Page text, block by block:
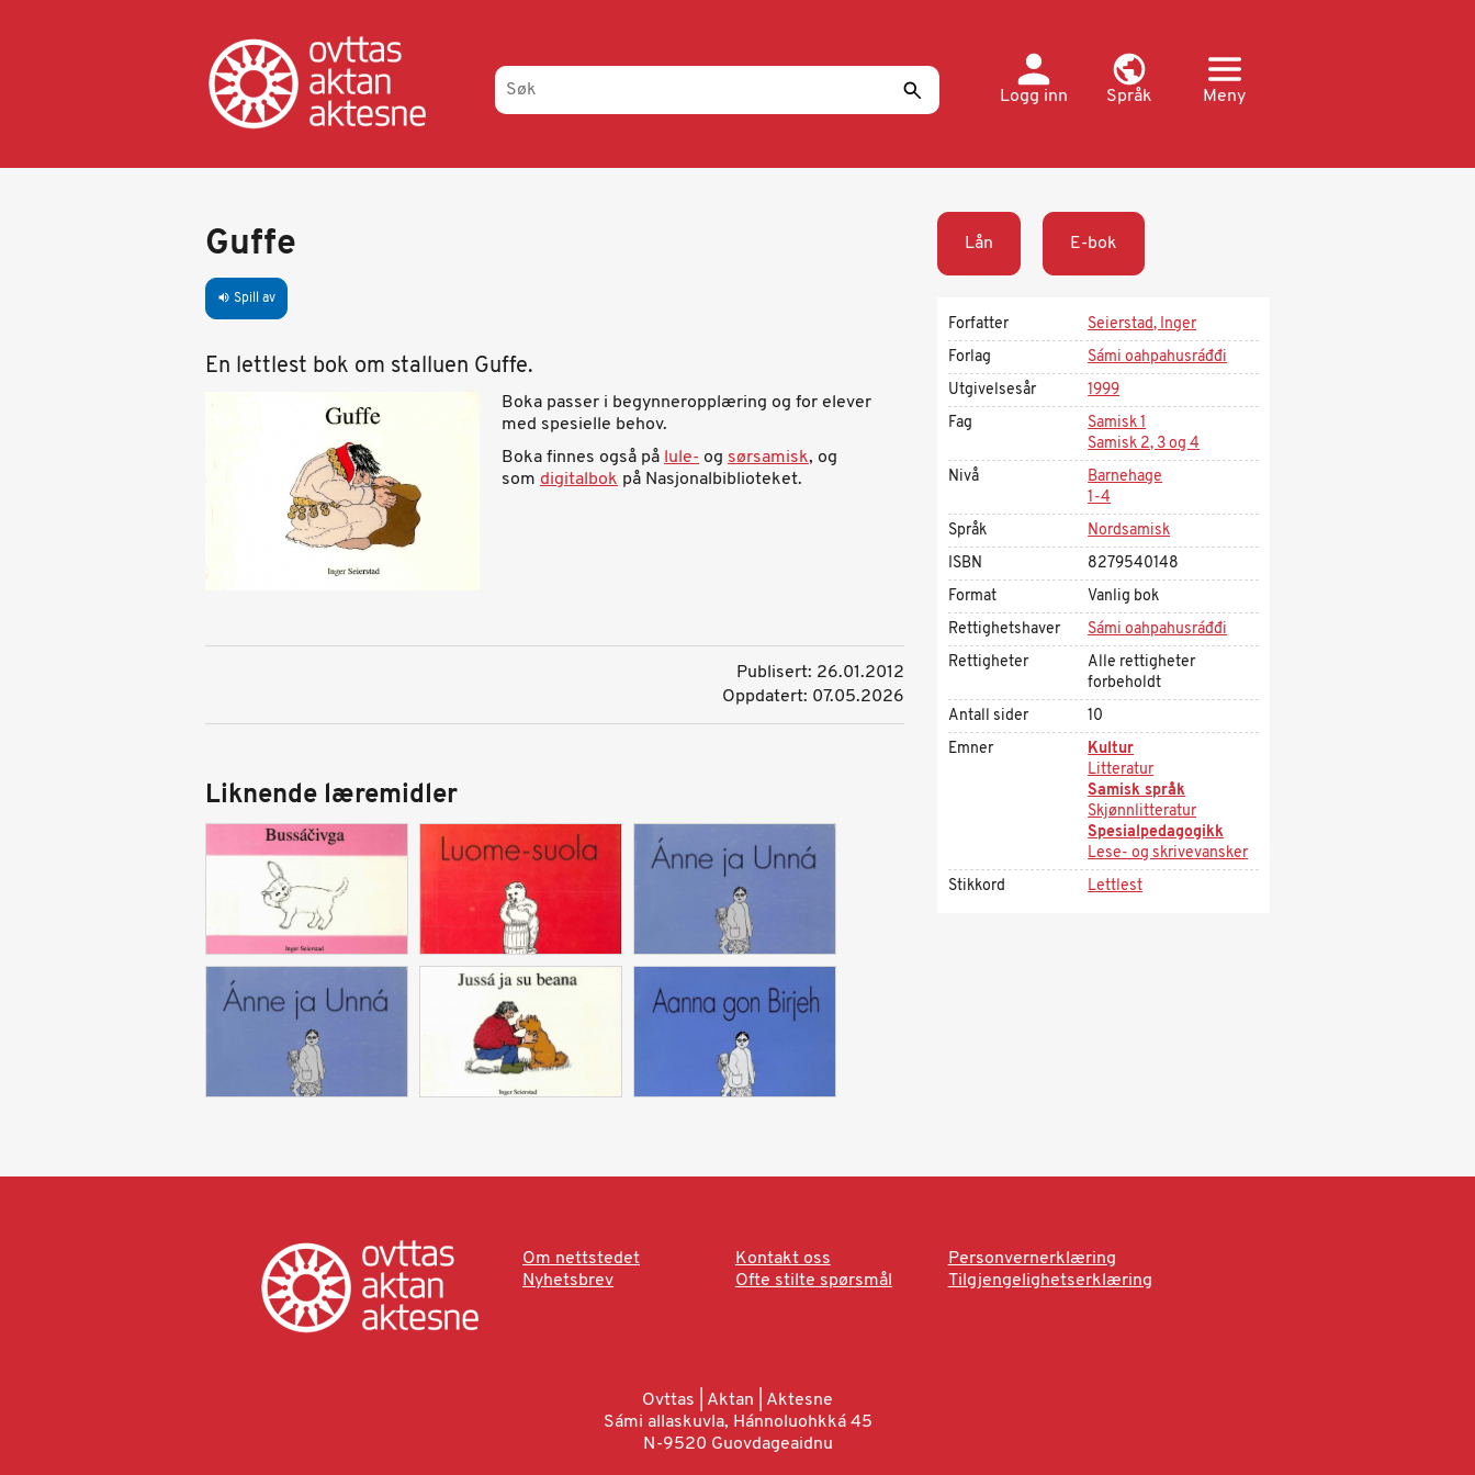
Logg inn
Språk Meny
Guffe
volume_up Spill av
En lettlest bok om stalluen Guffe.
Boka passer i begynneropplæring og for elever
med spesielle behov.
Boka finnes også på lule- og sørsamisk, og
som digitalbok på Nasjonalbiblioteket.
Publisert: 26.01.2012
Oppdatert: 07.05.2026
Liknende læremidler
Lån E-bok
Forfatter
Seierstad, Inger
Forlag
Sámi oahpahusráđđi
Utgivelsesår
1999
Fag
Samisk 1
Samisk 2, 3 og 4
Nivå
Barnehage
1-4
Språk
Nordsamisk
ISBN
8279540148
Format
Vanlig bok
Rettighetshaver
Sámi oahpahusráđđi
Rettigheter
Alle rettigheter
forbeholdt
Antall sider
10
Emner
Kultur
Litteratur
Samisk språk
Skjønnlitteratur
Spesialpedagogikk
Lese- og skrivevansker
Stikkord
Lettlest
Om nettstedet Kontakt oss
Personvernerklæring
Nyhetsbrev
Ofte stilte spørsmål Tilgjengelighetserklæring
Ovttas | Aktan | Aktesne
Sámi allaskuvla, Hánnoluohkká 45
N-9520 Guovdageaidnu